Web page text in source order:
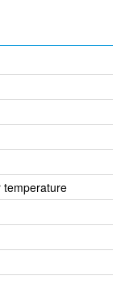
temperature